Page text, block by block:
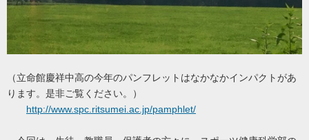
（立命館慶祥中高の今年のパンフレットはなかなかインパクトがあ
ります。是非ご覧ください。）
http://www.spc.ritsumei.ac.jp/pamphlet/